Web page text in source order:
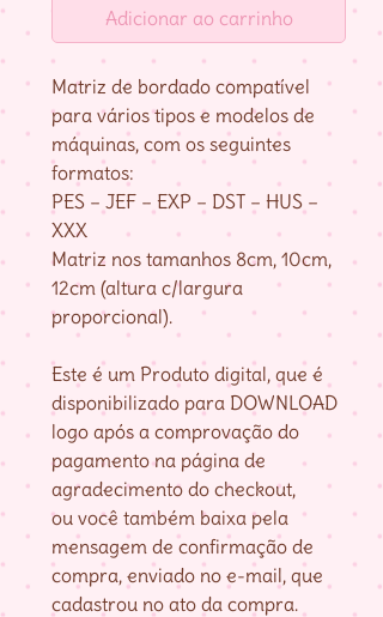
Adicionar ao carrinho
Matriz de bordado compatível
para vários tipos e modelos de
máquinas, com os seguintes
formatos:
PES – JEF – EXP – DST – HUS –
XXX
Matriz nos tamanhos 8cm, 10cm,
12cm (altura c/largura
proporcional).
Este é um Produto digital, que é
disponibilizado para DOWNLOAD
logo após a comprovação do
pagamento na página de
agradecimento do checkout,
ou você também baixa pela
mensagem de confirmação de
compra, enviado no e-mail, que
cadastrou no ato da compra.